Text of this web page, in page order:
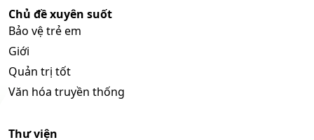
Chủ đề xuyên suốt
Bảo vệ trẻ em
Giới
Quản trị tốt
Văn hóa truyền thống
Thư viện